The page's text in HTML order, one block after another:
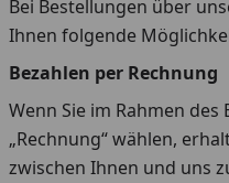
Bei Bestellungen über
Ihnen folgende
Bezahlen per Rechnung
Wenn Sie im Rahmen
„Rechnung“ wählen,
zwischen Ihnen und uns